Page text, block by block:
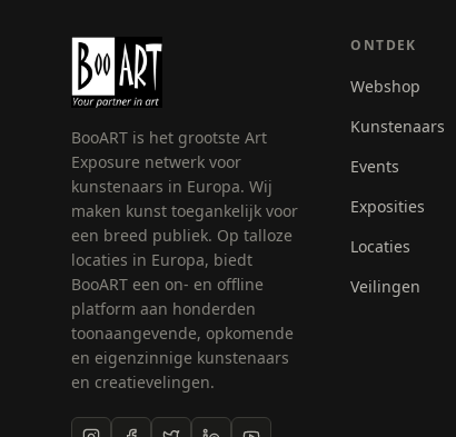
BooART is het grootste Art
Exposure netwerk voor
kunstenaars in Europa. Wij
maken kunst toegankelijk voor
een breed publiek. Op talloze
locaties in Europa, biedt
BooART een on- en offline
platform aan honderden
toonaangevende, opkomende
en eigenzinnige kunstenaars
en creatievelingen.
ONTDEK
Webshop
Kunstenaars
Events
Exposities
Locaties
Veilingen